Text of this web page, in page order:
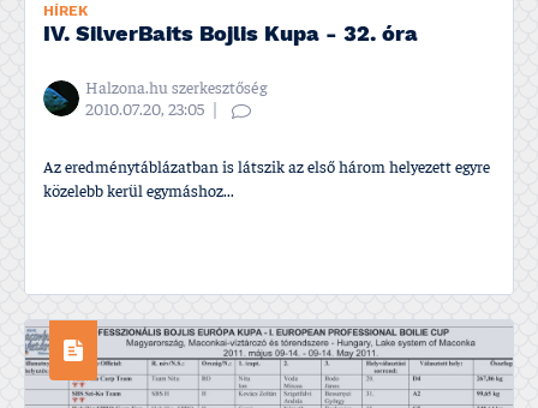
HÍREK
IV. SilverBaits Bojlis Kupa - 32. óra
Halzona.hu szerkesztőség
2010.07.20, 23:05
Az eredménytáblázatban is látszik az első három helyezett egyre
közelebb kerül egymáshoz...